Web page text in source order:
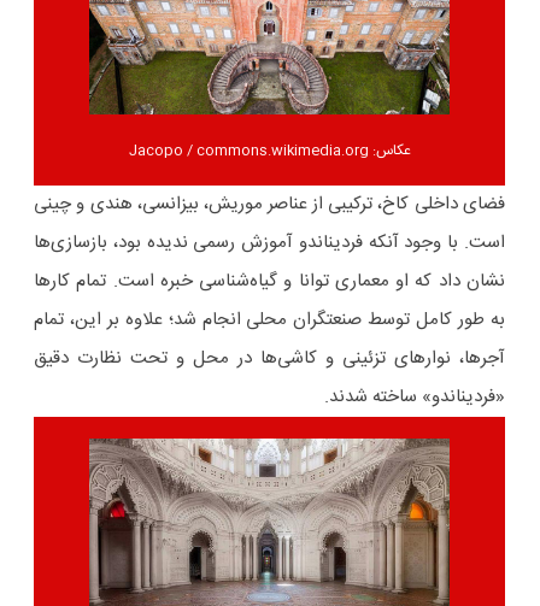
عکاس: Jacopo / commons.wikimedia.org
فضای داخلی کاخ، ترکیبی از عناصر موریش، بیزانسی، هندی و چینی
است. با وجود آنکه فردیناندو آموزش رسمی ندیده بود، بازسازی‌ها
نشان داد که او معماری توانا و گیاه‌شناسی خبره است. تمام کارها
به طور کامل توسط صنعتگران محلی انجام شد؛ علاوه بر این، تمام
آجرها، نوارهای تزئینی و کاشی‌ها در محل و تحت نظارت دقیق
«فردیناندو» ساخته شدند.